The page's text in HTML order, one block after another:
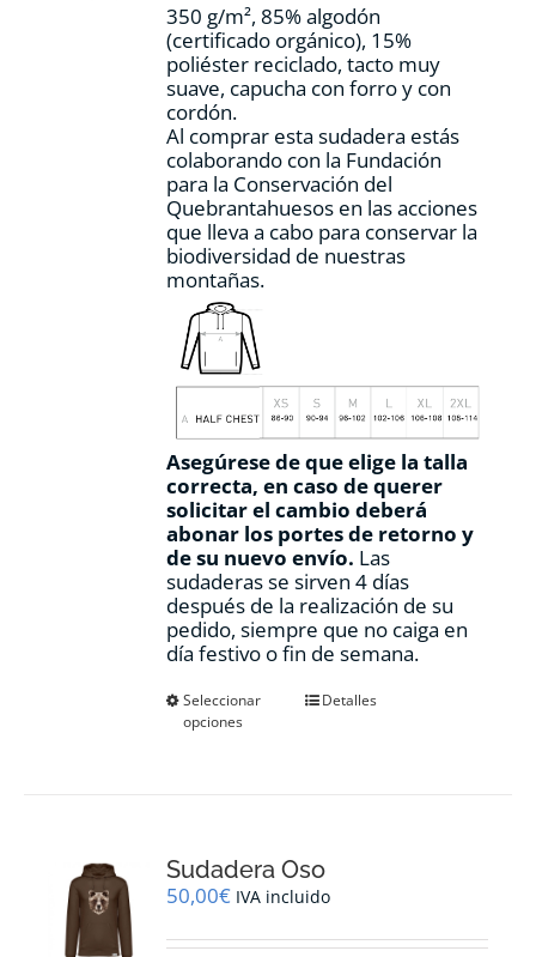
página
de
producto
350 g/m², 85% algodón
(certificado orgánico), 15%
poliéster reciclado, tacto muy
suave, capucha con forro y con
cordón.
Al comprar esta sudadera estás
colaborando con la Fundación
para la Conservación del
Quebrantahuesos en las acciones
que lleva a cabo para conservar la
biodiversidad de nuestras
montañas.
Asegúrese de que elige la talla
correcta, en caso de querer
solicitar el cambio deberá
abonar los portes de retorno y
de su nuevo envío. Las
sudaderas se sirven 4 días
después de la realización de su
pedido, siempre que no caiga en
día festivo o fin de semana.
Seleccionar
opciones
Este
se
pueden
en
Detalles
Sudadera Oso
50,00€ IVA incluido